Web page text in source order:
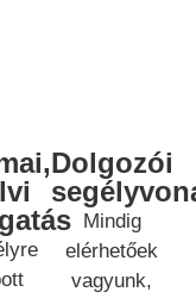
Dolgozói
Mindig
elérhetőek
vagyunk,